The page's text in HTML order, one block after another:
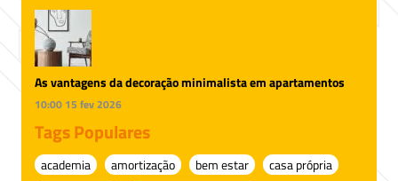
As vantagens da decoração minimalista em apartamentos
10:00 15 fev 2026
Tags Populares
academia amortização bem estar
casa própria